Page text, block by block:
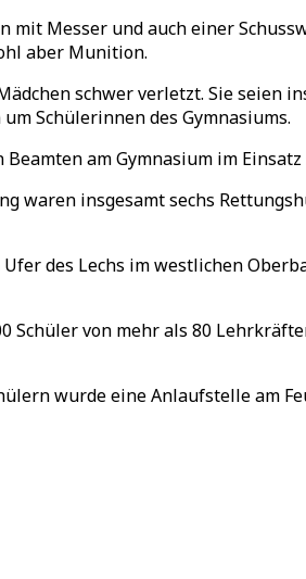
Messer und auch einer
aber Munition.
schwer verletzt. Sie seien
Schülerinnen des Gymnasiums.
am Gymnasium im
waren insgesamt sechs
des Lechs im westlichen
Schüler von mehr als 80
wurde eine Anlaufstelle am